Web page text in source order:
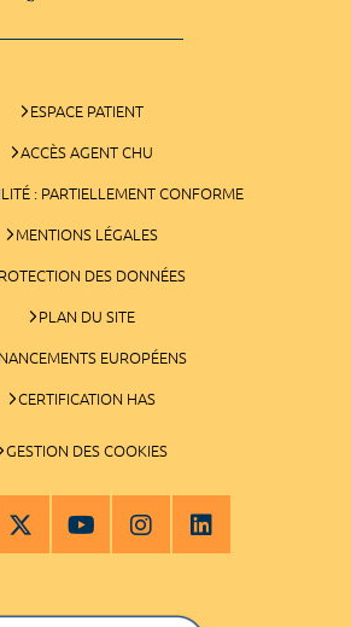
ESPACE PATIENT
ACCÈS AGENT CHU
: PARTIELLEMENT CONFORME
MENTIONS LÉGALES
DES DONNÉES
PLAN DU SITE
EUROPÉENS
CERTIFICATION HAS
GESTION DES COOKIES